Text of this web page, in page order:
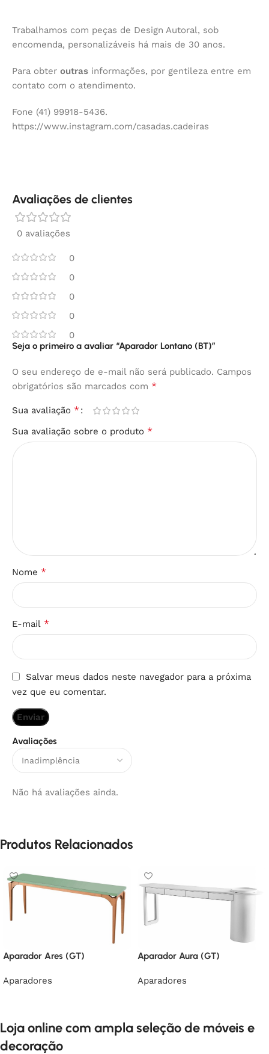
Trabalhamos com peças de Design Autoral, sob
encomenda, personalizáveis há mais de 30 anos.
Para obter outras informações, por gentileza entre em
contato com o atendimento.
Fone (41) 99918-5436.
https://www.instagram.com/casadas.cadeiras
Avaliações de clientes
0 avaliações
0
0
0
0
0
Avaliações
Não há avaliações ainda.
Seja o primeiro a avaliar “Aparador Lontano (BT)”
O seu endereço de e-mail não será publicado. Campos
obrigatórios são marcados com *
Sua avaliação *
Sua avaliação sobre o produto *
Nome *
E-mail *
Salvar meus dados neste navegador para a próxima
vez que eu comentar.
Produtos Relacionados
Aparador Ares (GT)
Aparadores
Aparador Aura (GT)
Aparadores
Loja online com ampla seleção de móveis e
decoração